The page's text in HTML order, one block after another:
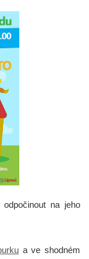
na jeho
a ve shodném